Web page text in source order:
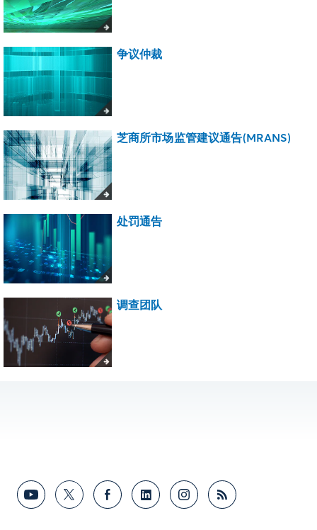
争议仲裁
芝商所市场监管建议通告(MRANS)
处罚通告
调查团队